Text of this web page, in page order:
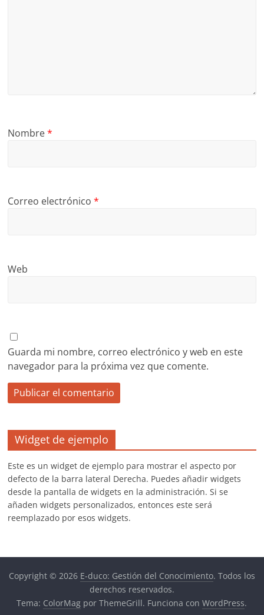
Nombre*
Correo electrónico*
Web
Guarda mi nombre, correo electrónico y web en este
navegador para la próxima vez que comente.
Widget de ejemplo
Este es un widget de ejemplo para mostrar el aspecto por
defecto de la barra lateral Derecha. Puedes añadir widgets
desde la pantalla de widgets en la administración. Si se
añaden widgets personalizados, entonces este será
reemplazado por esos widgets.
Copyright © 2026 E-duco: Gestión del Conocimiento. Todos los
derechos reservados.
Tema: ColorMag por ThemeGrill. Funciona conWordPress.